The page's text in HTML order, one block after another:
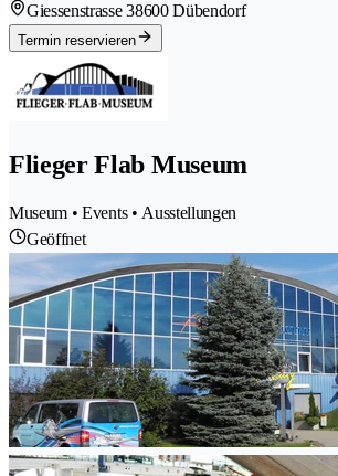
Giessenstrasse 38600 Dübendorf
Termin reservieren
Flieger Flab Museum
Museum • Events • Ausstellungen
Geöffnet